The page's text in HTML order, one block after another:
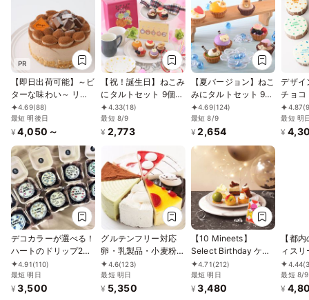
PR
【即日出荷可能】～ビ
ターな味わい～ リッ
チなチョコレートケー
キ 4号 12cm
4.69(88)
最短 明後日
¥ 4,050～
【祝！誕生日】ねこみ
にタルトセット 9個入
夏フレーバー
4.33(18)
最短 8/9
¥ 2,773
【夏バージョン】ねこ
みにタルトセット 9個
入 お中元 2026
4.69(124)
最短 8/9
¥ 2,654
デザイ
チョコ
ルケー
号
4.87
最短 明
¥
デコカラーが選べる！
ハートのドリップ2D
ケーキ ランチボック
ス 濃厚チョコVer.
4.91(110)
最短 明日
¥ 3,500
グルテンフリー対応
卵・乳製品・小麦粉不
使用 よりどり８種の
ホールケーキ 5号
15cm
4.6(123)
最短 明日
¥ 5,350
【10 Mineets】
Select Birthday ケー
キ6種
4.71(212)
最短 明日
¥ 3,480
【都
ィスリ
ーヴ】
ーキ 4
4.44
最短 8/9
¥